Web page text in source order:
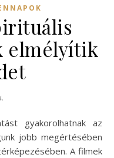
elmélyítik
jobb megértésében
A filmek